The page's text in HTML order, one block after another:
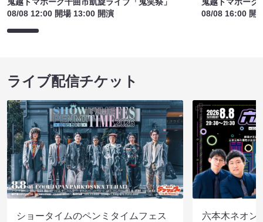
08/08 12:00 開場 13:00 開演
08/08 16:00 開
ライブ配信チケット
ショータイムのペンミタイムフェス
六本木ネオン